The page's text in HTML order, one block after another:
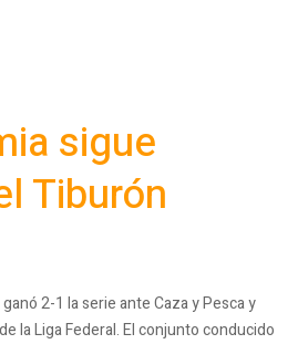
sigue
Tiburón
2-1 la serie ante Caza y Pesca y
la Liga Federal. El conjunto conducido